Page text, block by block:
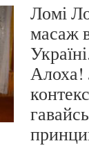
Ломі
масаж
Алоха!